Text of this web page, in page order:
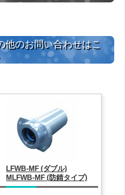
他のお問い合わせはこ
LFWB-MF (ダブル)
MLFWB-MF (防錆タイプ)